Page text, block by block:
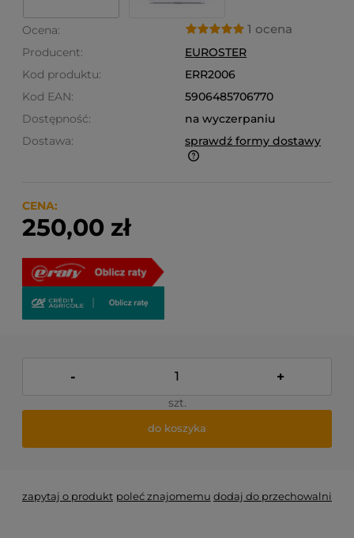
Ocena: 1 ocena
Producent:
EUROSTER
Kod produktu:
ERR2006
Kod EAN:
5906485706770
Dostępność:
na wyczerpaniu
Dostawa:
sprawdź formy dostawy
produktów które się w nim znajdują.
CENA:
250,00 zł
- +
szt.
do koszyka
zapytaj o produkt poleć znajomemu dodaj do przechowalni